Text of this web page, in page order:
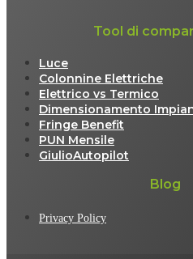
Tool di
Luce
Colonnine Elettriche
Elettrico vs Termico
Dimensionamento
Fringe Benefit
PUN Mensile
GiulioAutopilot
Blog
Privacy Policy